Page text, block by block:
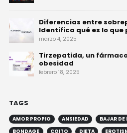
Diferencias entre
Identifica qué es lo
marzo 4, 2025
Tirzepatida, un
obesidad
febrero 18, 2025
TAGS
AMOR PROPIO ANSIEDAD BAJAR DE
BONDAGE
COITO DIETA